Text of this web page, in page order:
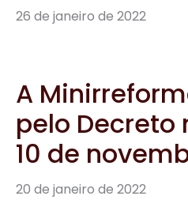
26 de janeiro de 2022
A
pelo Decreto
10 de
20 de janeiro de 2022